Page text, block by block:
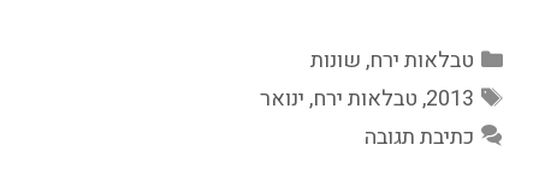
קטגוריות
טבלאות ירח,שונות
תגיות
2013
,טבלאות ירח,ינואר
כתיבת תגובה